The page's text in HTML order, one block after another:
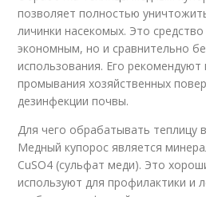
позволяет полностью
личинки насекомых. Это
экономным, но и сравнительно
использования. Его рекомендуют
промывания хозяйственных
дезинфекции почвы.
Для чего обрабатывать теплицу
Медный купорос является
CuSO4 (сульфат меди). Это
используют для профилактики и